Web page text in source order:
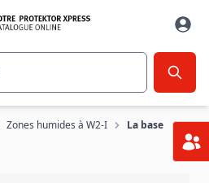
Zones humides à W2-I La base